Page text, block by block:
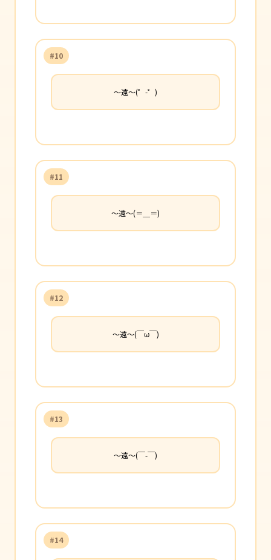
#10
〜遠〜(゜-゜)
#11
〜遠〜(＝＿＝)
#12
〜遠〜(￣ω￣)
#13
〜遠〜(￣-￣)
#14